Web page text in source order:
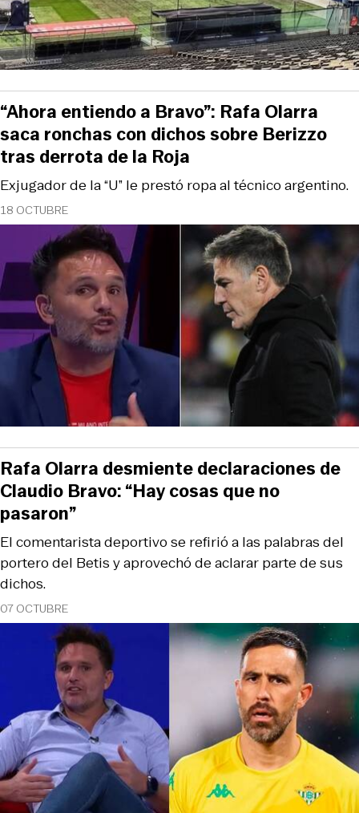
18 OCTUBRE
Exjugador de la “U” le prestó ropa al técnico argentino.
“Ahora entiendo a Bravo”: Rafa Olarra
saca ronchas con dichos sobre Berizzo
tras derrota de la Roja
07 OCTUBRE
El comentarista deportivo se refirió a las palabras del
portero del Betis y aprovechó de aclarar parte de sus
dichos.
Rafa Olarra desmiente declaraciones de
Claudio Bravo: “Hay cosas que no
pasaron”